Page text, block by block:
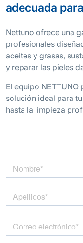
adecuada
Nettuno ofrece una
profesionales
aceites y grasas,
y reparar las pieles
El equipo NETTUNO
solución ideal para
hasta la limpieza